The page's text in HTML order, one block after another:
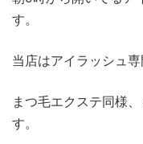
す。
当店はアイラッシュ専
まつ毛エクステ同様
す。